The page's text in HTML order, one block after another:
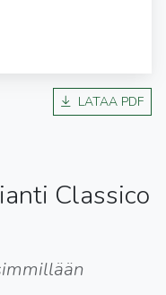
LATAA PDF
Classico